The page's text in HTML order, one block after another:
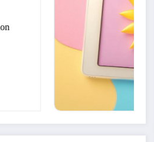
l'apprentissage des enfants